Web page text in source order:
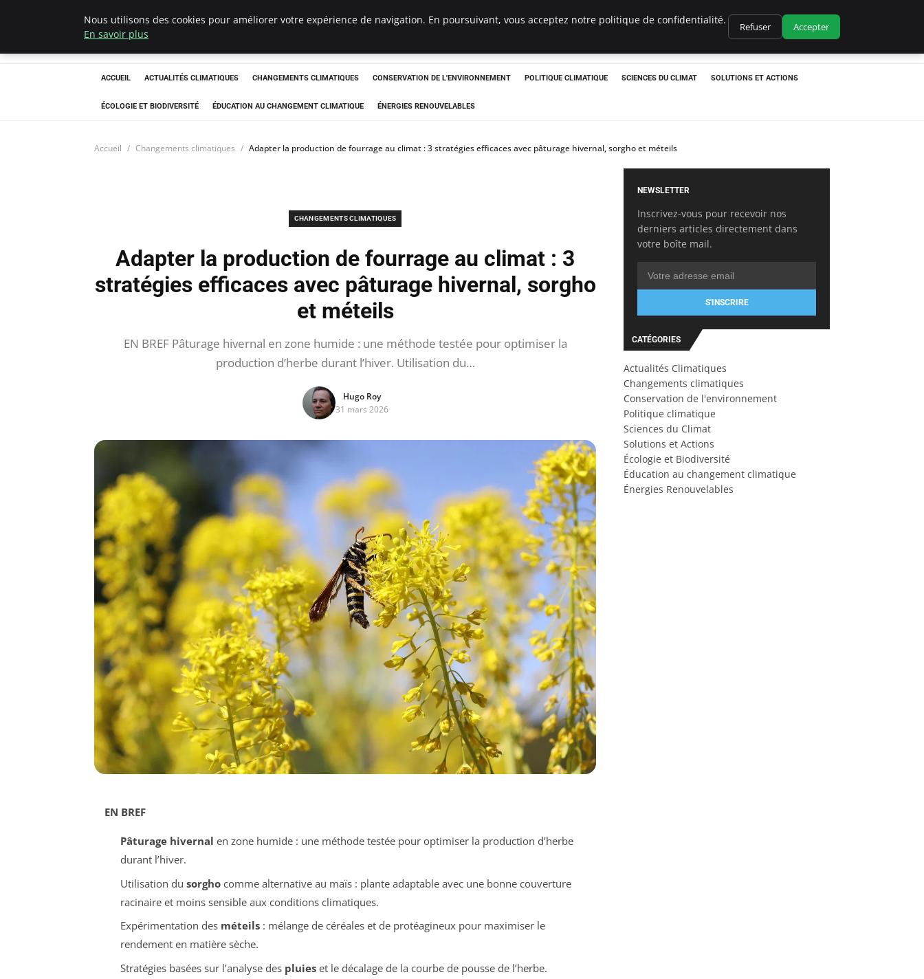
Climatedebtagents
ACCUEIL ACTUALITÉS CLIMATIQUES CHANGEMENTS CLIMATIQUES CONSERVATION DE L'ENVIRONNEMENT POLITIQUE CLIMATIQUE SCIENCES DU CLIMAT SOLUTIONS ET ACTIONS
ÉCOLOGIE ET BIODIVERSITÉ ÉDUCATION AU CHANGEMENT CLIMATIQUE ÉNERGIES RENOUVELABLES
Accueil Changements climatiques Adapter la production de fourrage au climat : 3 stratégies efficaces avec pâturage hivernal, sorgho et méteils
CHANGEMENTS CLIMATIQUES
Adapter la production de fourrage au climat : 3
stratégies efficaces avec pâturage hivernal, sorgho
et méteils
EN BREF Pâturage hivernal en zone humide : une méthode testée pour optimiser la
production d’herbe durant l’hiver. Utilisation du…
Hugo Roy
31 mars 2026
EN BREF
Pâturage hivernal en zone humide : une méthode testée pour optimiser la production d’herbe
durant l’hiver.
Utilisation du sorghocomme alternative au maïs : plante adaptable avec une bonne couverture
racinaire et moins sensible aux conditions climatiques.
Expérimentation des méteils: mélange de céréales et de protéagineux pour maximiser le
rendement en matière sèche.
Stratégies basées sur l’analyse des pluieset le décalage de la courbe de pousse de l’herbe.
NEWSLETTER
Inscrivez-vous pour recevoir nos
derniers articles directement dans
votre boîte mail.
S'INSCRIRE
CATÉGORIES
Actualités Climatiques
Changements climatiques
Conservation de l'environnement
Politique climatique
Sciences du Climat
Solutions et Actions
Écologie et Biodiversité
Éducation au changement climatique
Énergies Renouvelables
Nous utilisons des cookies pour améliorer votre expérience de navigation. En poursuivant, vous acceptez notre politique de confidentialité.
En savoir plus
Refuser Accepter